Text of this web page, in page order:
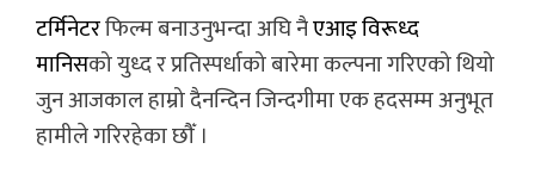
टर्मिनेटरफिल्म बनाउनुभन्दा अघि नैएआइ विरूध्द
मानिसको युध्द र प्रतिस्पर्धाको बारेमा कल्पना गरिएको थियो
जुन आजकाल हाम्रो दैनन्दिन जिन्दगीमा एक हदसम्म अनुभूत
हामीले गरिरहेका छौँ ।